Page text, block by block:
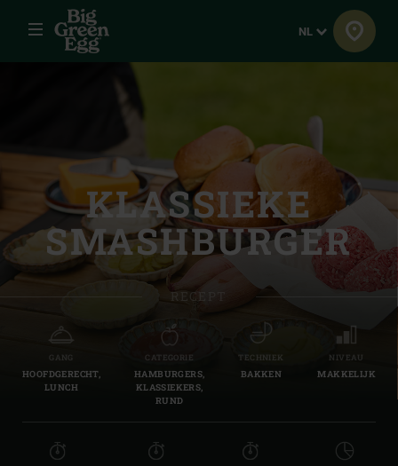
Menu Taal
NL
KLASSIEKE
SMASHBURGER
RECEPT
GANG
HOOFDGERECHT,
LUNCH
CATEGORIE
HAMBURGERS,
KLASSIEKERS,
RUND
TECHNIEK
BAKKEN
NIVEAU
MAKKELIJK